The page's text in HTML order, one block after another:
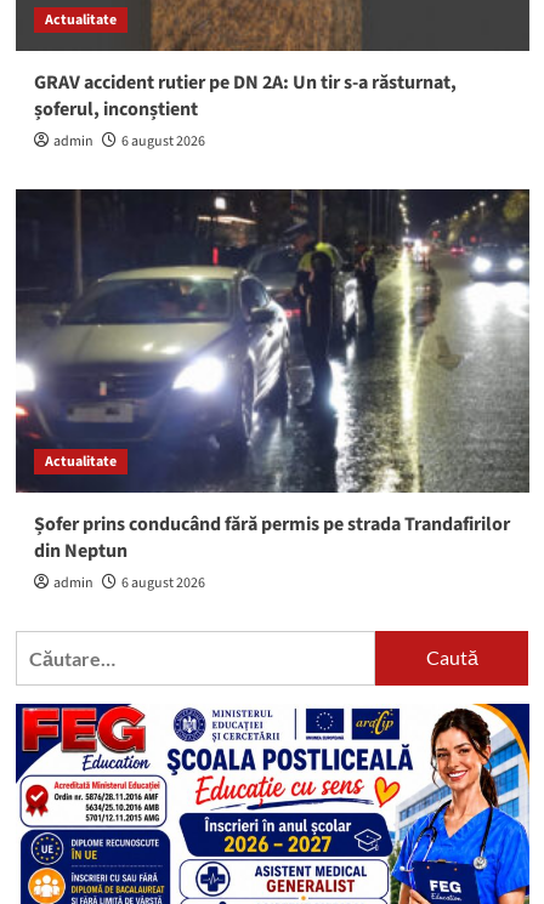
Actualitate
GRAV accident rutier pe DN 2A: Un tir s-a răsturnat,
șoferul, inconștient
admin 6 august 2026
Actualitate
Șofer prins conducând fără permis pe strada Trandafirilor
din Neptun
admin 6 august 2026